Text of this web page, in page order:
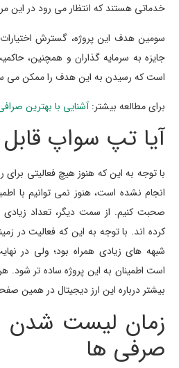
خدماتی هستند که انتظار می رود در این
سومین هدف این پروژه، گسترش
جایزه به سرمایه گذاران و همچنین،
است که رسیدن به این هدف را ممکن می
برای مطالعه بیشتر:آشنایی با بهترین
آیا تپ سواپ
انجام نشده است، هنوز نمی توانیم با
صحبت کنیم. از سمت دیگر، تعداد زیادی از
کرده اند. با توجه به این که فعالیت در
شبهه های زیادی همراه بود؛ ولی در
است اطمینان به این پروژه ساده تر شود.
بیشتر درباره این ارز دیجیتال در همین
زمان لیست
صرفی ها